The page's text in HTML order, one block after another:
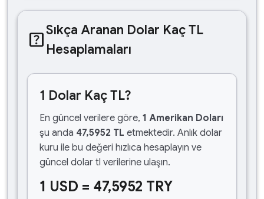
help_centerSıkça Aranan Dolar Kaç TL
Hesaplamaları
1 Dolar Kaç TL?
En güncel verilere göre, 1 Amerikan Doları
şu anda 47,5952 TL etmektedir. Anlık dolar
kuru ile bu değeri hızlıca hesaplayın ve
güncel dolar tl verilerine ulaşın.
1 USD = 47,5952 TRY